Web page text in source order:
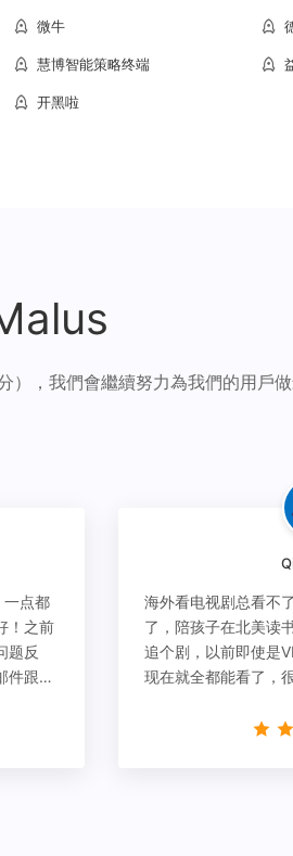
微牛
慧博智能策略终端
开黑啦
），我們會繼續努力為我們的用戶
一点都
！之前
题反
件跟
海外看电视剧总看不
了，陪孩子在北美读
追个剧，以前即使是
现在就全都能看了，